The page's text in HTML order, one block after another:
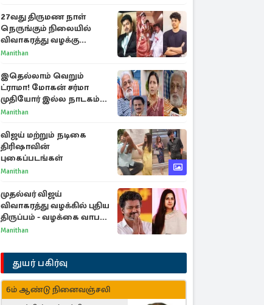
27வது திருமண நாள்
நெருங்கும் நிலையில்
விவாகரத்து வழக்கு
வாபஸ்! விஜய்யுடன்
Manithan
இதெல்லாம் வெறும்
ட்ராமா! மோகன் சர்மா
முதியோர் இல்ல நாடகம்
குறித்து குட்டி பத்மினி
Manithan
விஜய் மற்றும் நடிகை
திரிஷாவின்
புகைப்படங்கள்
Manithan
முதல்வர் விஜய்
விவாகரத்து வழக்கில் புதிய
திருப்பம் - வழக்கை வாபஸ்
பெற்ற சங்கீதா!
Manithan
துயர் பகிர்வு
6ம் ஆண்டு நினைவஞ்சலி